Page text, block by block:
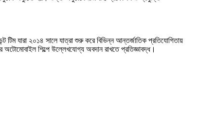
যারা ২০১৪ সালে যাত্রা শুরু করে বিভিন্ন আন্তর্জাতিক প্রতিযোগিতায়
শিল্পে উল্লেখযোগ্য অবদান রাখতে প্রতিজ্ঞাবদ্ধ।